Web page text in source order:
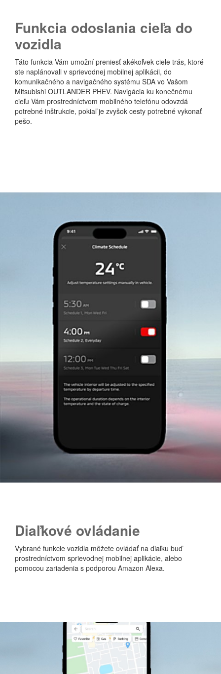
Funkcia odoslania cieľa do
vozidla
Táto funkcia Vám umožní preniesť akékoľvek ciele trás, ktoré
ste naplánovali v sprievodnej mobilnej aplikácii, do
komunikačného a navigačného systému SDA vo Vašom
Mitsubishi OUTLANDER PHEV. Navigácia ku konečnému
cieľu Vám prostredníctvom mobilného telefónu odovzdá
potrebné inštrukcie, pokiaľ je zvyšok cesty potrebné vykonať
pešo.
Diaľkové ovládanie
Vybrané funkcie vozidla môžete ovládať na diaľku buď
prostredníctvom sprievodnej mobilnej aplikácie, alebo
pomocou zariadenia s podporou Amazon Alexa.